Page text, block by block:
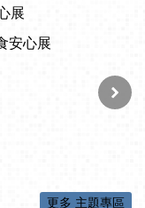
更多 主題專區